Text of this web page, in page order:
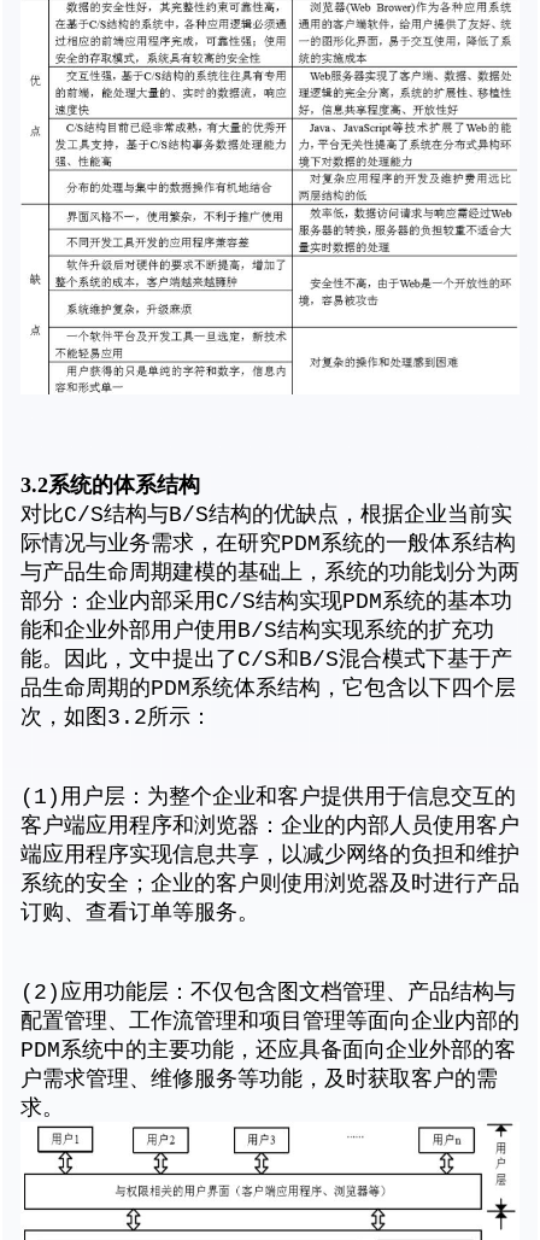
3.2系统的体系结构
对比C/S结构与B/S结构的优缺点，根据企业当前实
际情况与业务需求，在研究PDM系统的一般体系结构
与产品生命周期建模的基础上，系统的功能划分为两
部分：企业内部采用C/S结构实现PDM系统的基本功
能和企业外部用户使用B/S结构实现系统的扩充功
能。因此，文中提出了C/S和B/S混合模式下基于产
品生命周期的PDM系统体系结构，它包含以下四个层
次，如图3.2所示：
(1)用户层：为整个企业和客户提供用于信息交互的
客户端应用程序和浏览器：企业的内部人员使用客户
端应用程序实现信息共享，以减少网络的负担和维护
系统的安全；企业的客户则使用浏览器及时进行产品
订购、查看订单等服务。
(2)应用功能层：不仅包含图文档管理、产品结构与
配置管理、工作流管理和项目管理等面向企业内部的
PDM系统中的主要功能，还应具备面向企业外部的客
户需求管理、维修服务等功能，及时获取客户的需
求。